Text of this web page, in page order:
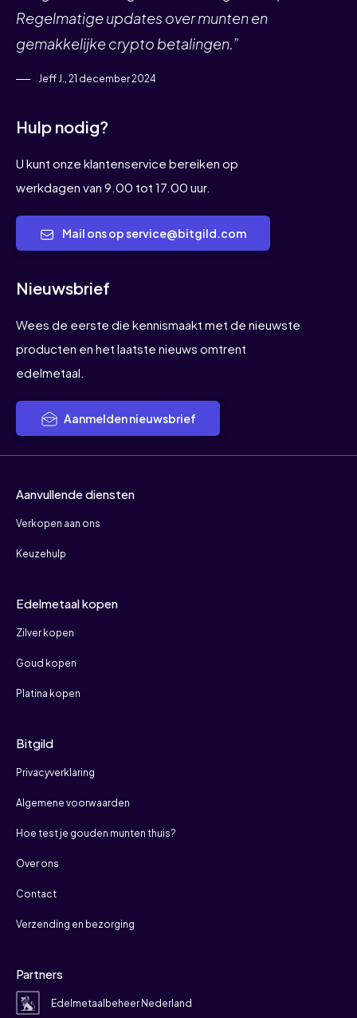
Regelmatige updates over munten en
gemakkelijke crypto betalingen.”
Jeff J., 21 december 2024
Hulp nodig?
U kunt onze klantenservice bereiken op
werkdagen van 9.00 tot 17.00 uur.
Mail ons op service@bitgild.com
Nieuwsbrief
Wees de eerste die kennismaakt met de nieuwste
producten en het laatste nieuws omtrent
edelmetaal.
Aanmelden nieuwsbrief
Aanvullende diensten
Verkopen aan ons
Keuzehulp
Edelmetaal kopen
Zilver kopen
Goud kopen
Platina kopen
Bitgild
Privacyverklaring
Algemene voorwaarden
Hoe test je gouden munten thuis?
Over ons
Contact
Verzending en bezorging
Partners
Edelmetaalbeheer Nederland